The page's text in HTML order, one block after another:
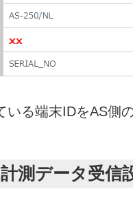
いる端末IDをAS側
測データ受信